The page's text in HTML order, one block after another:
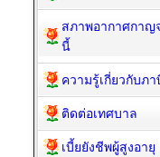
สภาพอากาศกาญ
นี้
ความรู้เกี่ยวกับภา
ติดต่อเทศบาล
เบี้ยยังชีพผู้สูงอายุ